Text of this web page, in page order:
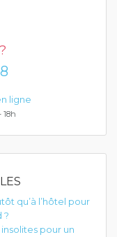
ligne
qu’à l’hôtel pour
?
pour un